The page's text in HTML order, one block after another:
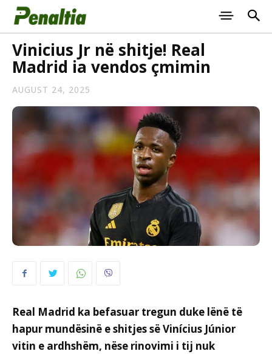
Vinicius Jr në shitje! Real
Madrid ia vendos çmimin
AUGUST 24, 2025
Real Madrid ka befasuar tregun duke lënë të
hapur mundësinë e shitjes së Vinícius Júnior
vitin e ardhshëm, nëse rinovimi i tij nuk